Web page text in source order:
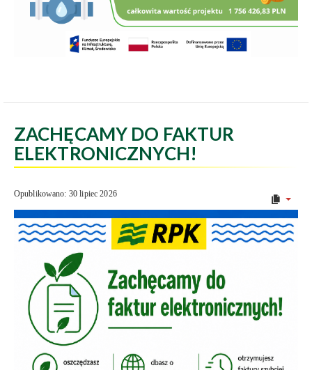
ZACHĘCAMY DO FAKTUR
ELEKTRONICZNYCH!
Opublikowano: 30 lipiec 2026